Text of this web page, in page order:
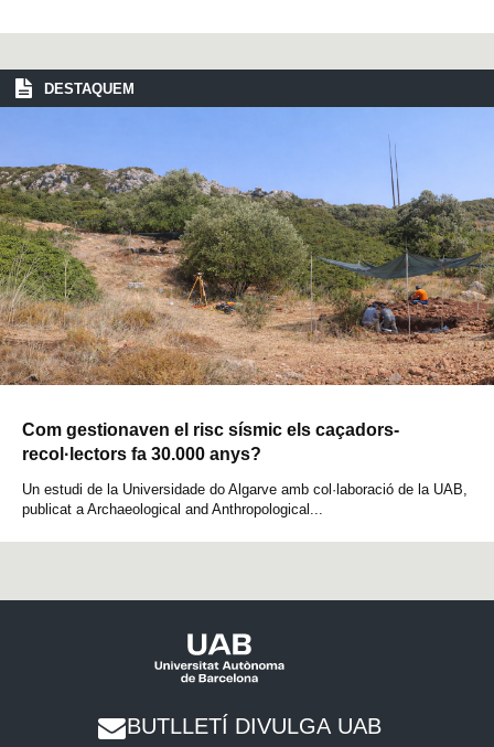
DESTAQUEM
Com gestionaven el risc sísmic els caçadors-
recol·lectors fa 30.000 anys?
Un estudi de la Universidade do Algarve amb col·laboració de la UAB,
publicat a Archaeological and Anthropological...
BUTLLETÍ DIVULGA UAB